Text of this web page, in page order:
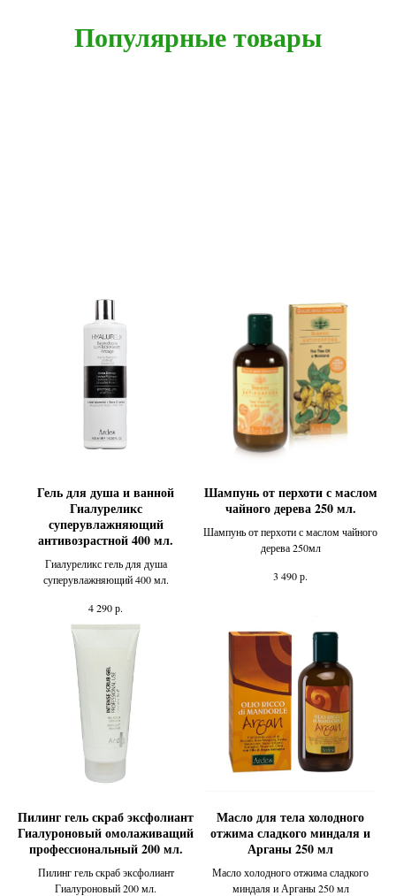
Популярные товары
Гель для душа и ванной
Гиалуреликс
суперувлажняющий
антивозрастной 400 мл.
Гиалуреликс гель для душа
суперувлажняющий 400 мл.
4 290р.
Шампунь от перхоти с маслом
чайного дерева 250 мл.
Шампунь от перхоти с маслом чайного
дерева 250мл
3 490р.
Пилинг гель скраб эксфолиант
Гиалуроновый омолаживащий
профессиональный 200 мл.
Пилинг гель скраб эксфолиант
Гиалуроновый 200 мл.
Масло для тела холодного
отжима сладкого миндаля и
Арганы 250 мл
Масло холодного отжима сладкого
миндаля и Арганы 250 мл